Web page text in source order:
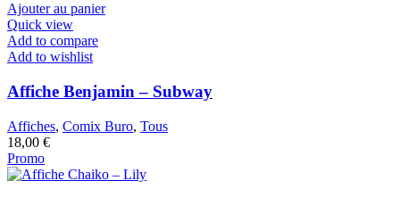
Ajouter au panier
Quick view
Add to compare
Add to wishlist
Affiche Benjamin – Subway
Affiches, Comix Buro, Tous
18,00 €
Promo